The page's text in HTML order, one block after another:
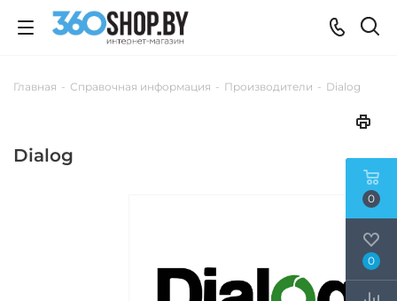
Главная - Справочная информация - Производители - Dialog
Dialog
0
0